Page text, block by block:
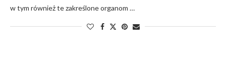
w tym również te zakreślone organom …